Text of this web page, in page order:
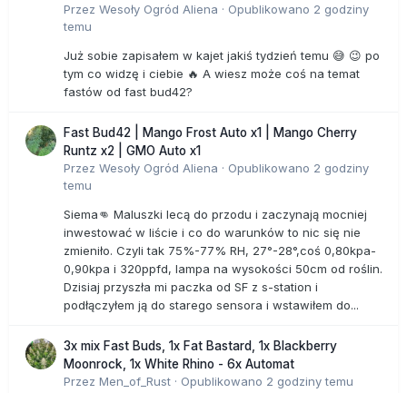
Przez Wesoły Ogród Aliena · Opublikowano 2 godziny
temu
Już sobie zapisałem w kajet jakiś tydzień temu 😅 😉 po
tym co widzę i ciebie 🔥 A wiesz może coś na temat
fastów od fast bud42?
Fast Bud42 | Mango Frost Auto x1 | Mango Cherry
Runtz x2 | GMO Auto x1
Przez Wesoły Ogród Aliena · Opublikowano 2 godziny
temu
Siema👊 Maluszki lecą do przodu i zaczynają mocniej
inwestować w liście i co do warunków to nic się nie
zmieniło. Czyli tak 75%-77% RH, 27°-28°,coś 0,80kpa-
0,90kpa i 320ppfd, lampa na wysokości 50cm od roślin.
Dzisiaj przyszła mi paczka od SF z s-station i
podłączyłem ją do starego sensora i wstawiłem do...
3x mix Fast Buds, 1x Fat Bastard, 1x Blackberry
Moonrock, 1x White Rhino - 6x Automat
Przez Men_of_Rust · Opublikowano 2 godziny temu